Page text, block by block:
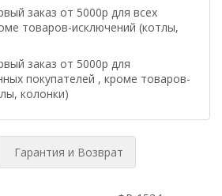
заказ от 5000р для всех
товаров-исключений (котлы,
заказ от 5000р для
покупателей , кроме товаров-
колонки)
Гарантия и Возврат